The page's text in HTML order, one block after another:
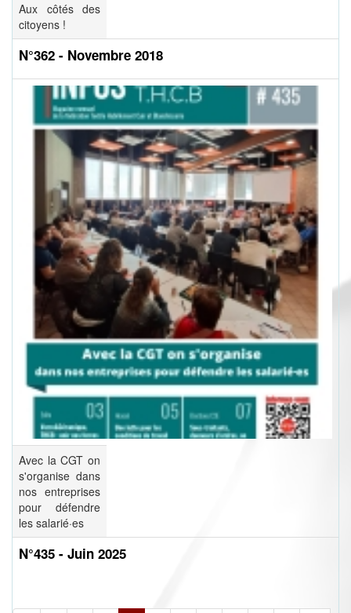
Aux côtés des
citoyens !
N°362 - Novembre 2018
Avec la CGT on
s'organise dans
nos entreprises
pour défendre
les salarié·es
N°435 - Juin 2025